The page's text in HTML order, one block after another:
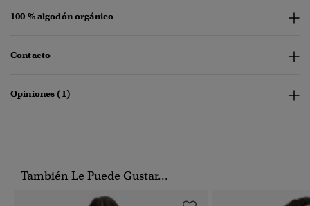
100 % algodón orgánico
Contacto
Opiniones (1)
También Le Puede Gustar...